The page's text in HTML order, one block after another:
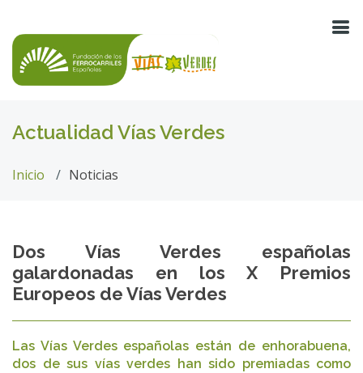
Actualidad Vías Verdes
Inicio Noticias
Dos Vías Verdes españolas
galardonadas en los X Premios
Europeos de Vías Verdes
Las Vías Verdes españolas están de enhorabuena,
dos de sus vías verdes han sido premiadas como